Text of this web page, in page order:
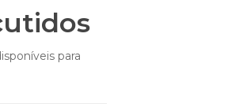
para